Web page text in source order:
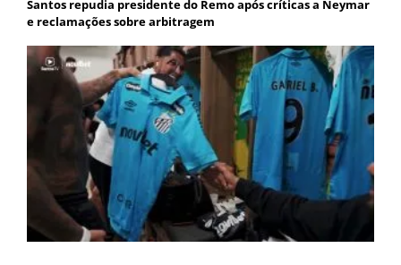
Santos repudia presidente do Remo após críticas a Neymar
e reclamações sobre arbitragem